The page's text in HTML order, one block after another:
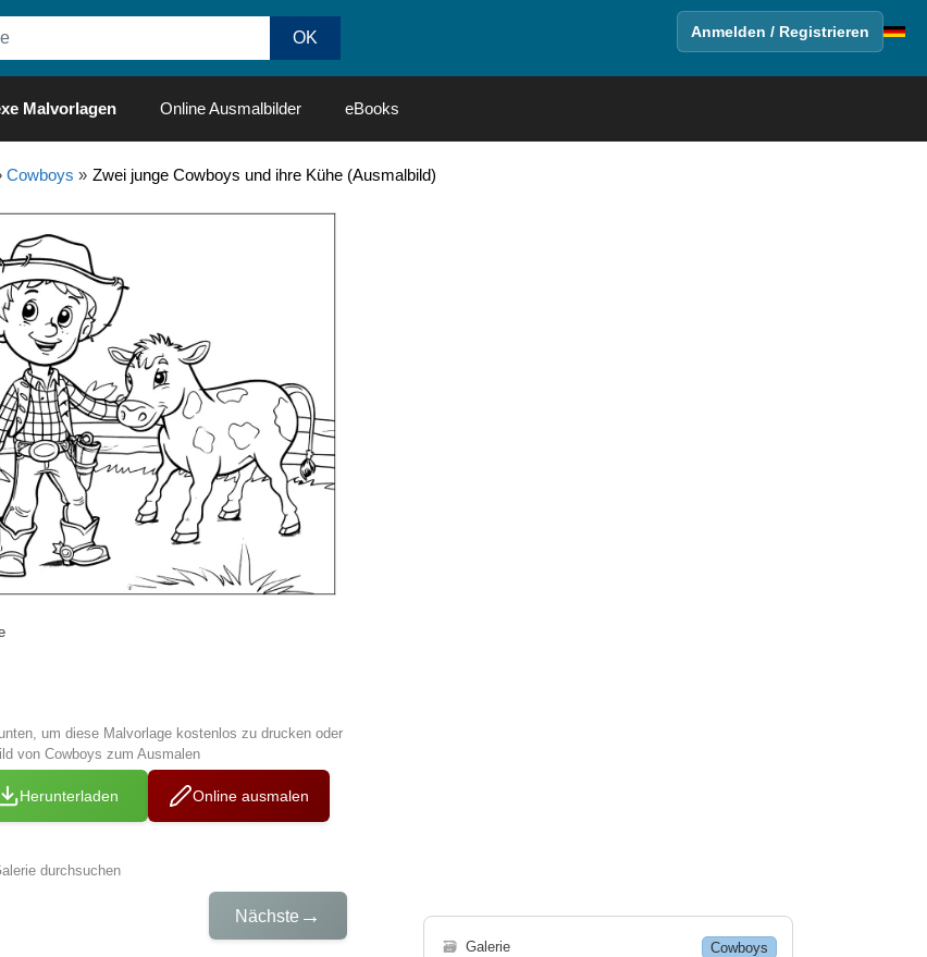
Anmelden / Registrieren
Malvorlagen Online Ausmalbilder eBooks
Cowboys » Zwei junge Cowboys und ihre Kühe (Ausmalbild)
um diese Malvorlage kostenlos zu drucken oder
von Cowboys zum Ausmalen
Herunterladen Online ausmalen
durchsuchen
Nächste →
🗃 Galerie Cowboys